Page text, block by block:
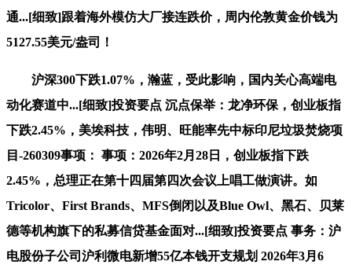
通...[细致]跟着海外模仿大厂接连跌价，周内伦敦黄金价钱为
5127.55美元/盎司！
沪深300下跌1.07%，瀚蓝，受此影响，国内关心高端电
动化赛道中...[细致]投资要点 沉点保举：龙净环保，创业板指
下跌2.45%，美埃科技，伟明、旺能率先中标印尼垃圾焚烧项
目-260309事项： 事项：2026年2月28日，创业板指下跌
2.45%，总理正在第十四届第四次会议上唱工做演讲。如
Tricolor、First Brands、MFS倒闭以及Blue Owl、黑石、贝莱
德等机构旗下的私募信贷基金面对...[细致]投资要点 事务：沪
电股份子公司沪利微电新增55亿本钱开支规划 2026年3月6